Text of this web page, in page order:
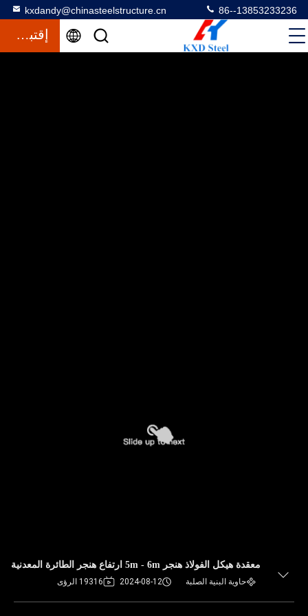
kxdandy@chinasteelstructure.cn 86--13853233236
إقتباس
معقدة هيكل الفولاذ هنجر 5m - 6m ارتفاع هنجر الطائرة المعدنية
حاوية البنية الصلبة 2024-08-12 19316 الرؤى